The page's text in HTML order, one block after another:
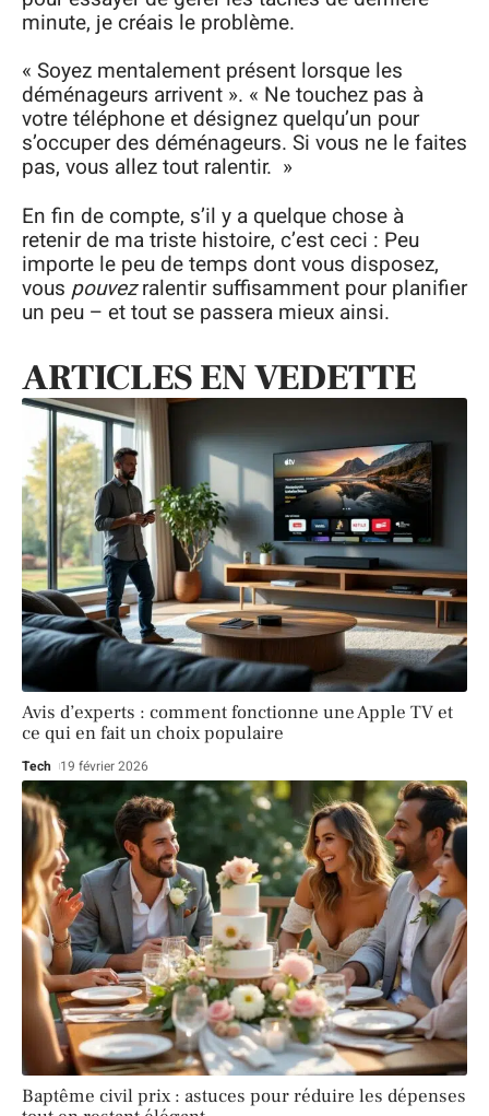
minute, je créais le problème.
« Soyez mentalement présent lorsque les
déménageurs arrivent ». « Ne touchez pas à
votre téléphone et désignez quelqu’un pour
s’occuper des déménageurs. Si vous ne le faites
pas, vous allez tout ralentir. »
En fin de compte, s’il y a quelque chose à
retenir de ma triste histoire, c’est ceci : Peu
importe le peu de temps dont vous disposez,
vous pouvezralentir suffisamment pour planifier
un peu – et tout se passera mieux ainsi.
ARTICLES EN VEDETTE
Avis d’experts : comment fonctionne une Apple TV et
ce qui en fait un choix populaire
Tech 19 février 2026
Baptême civil prix : astuces pour réduire les dépenses